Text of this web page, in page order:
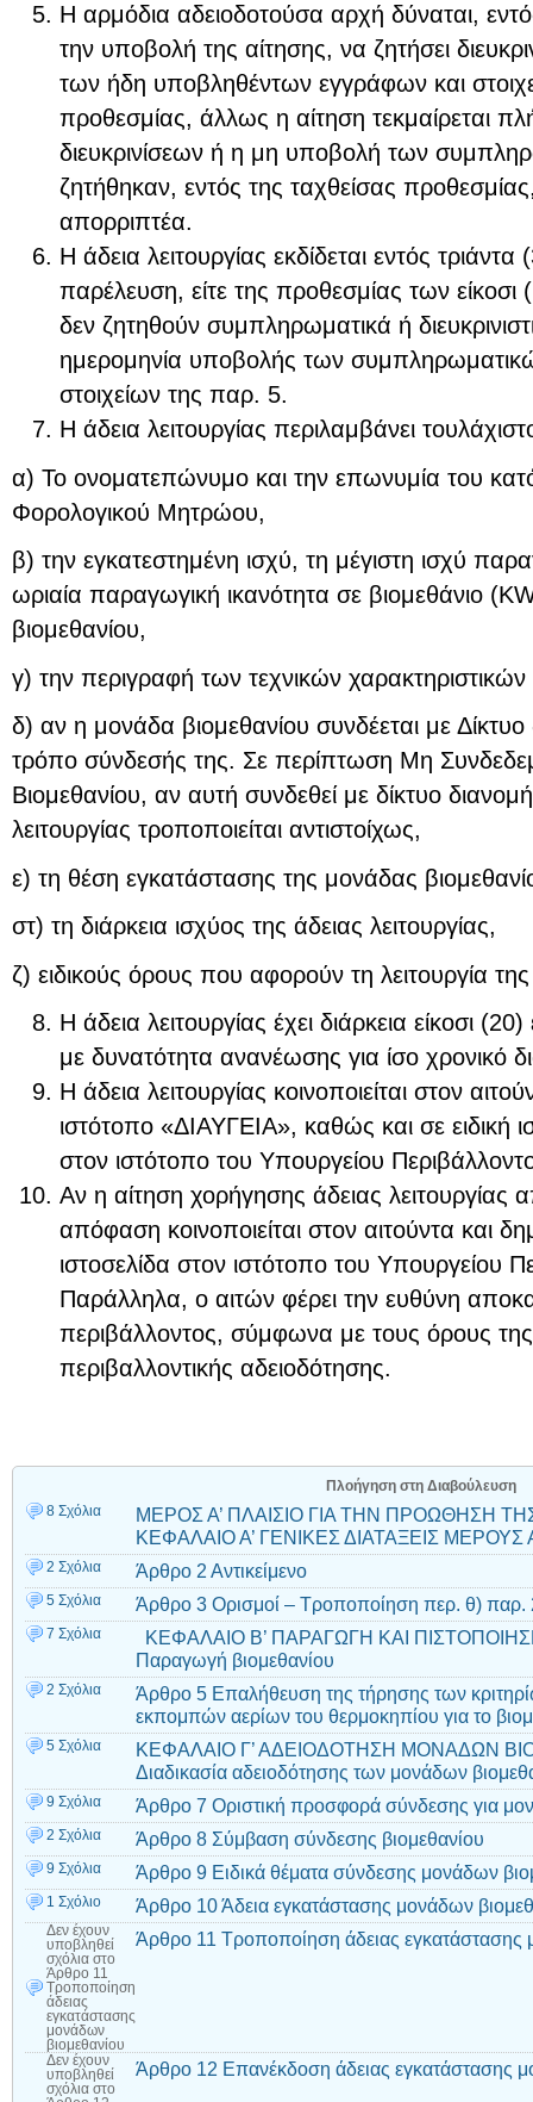
Η αρμόδια αδειοδοτούσα αρχή δύναται,
την υποβολή της αίτησης, να ζητήσει
των ήδη υποβληθέντων εγγράφων και
προθεσμίας, άλλως η αίτηση τεκμαίρεται
διευκρινίσεων ή η μη υποβολή των
ζητήθηκαν, εντός της ταχθείσας
απορριπτέα.
Η άδεια λειτουργίας εκδίδεται εντός
παρέλευση, είτε της προθεσμίας των
δεν ζητηθούν συμπληρωματικά ή
ημερομηνία υποβολής των
στοιχείων της παρ. 5.
Η άδεια λειτουργίας περιλαμβάνει
α) Το ονοματεπώνυμο και την επωνυμία του
Φορολογικού Μητρώου,
β) την εγκατεστημένη ισχύ, τη μέγιστη ισχύ
ωριαία παραγωγική ικανότητα σε βιομεθάνιο
βιομεθανίου,
γ) την περιγραφή των τεχνικών
δ) αν η μονάδα βιομεθανίου συνδέεται με
τρόπο σύνδεσής της. Σε περίπτωση Μη
Βιομεθανίου, αν αυτή συνδεθεί με δίκτυο
λειτουργίας τροποποιείται αντιστοίχως,
ε) τη θέση εγκατάστασης της μονάδας
στ) τη διάρκεια ισχύος της άδειας λειτουργίας,
ζ) ειδικούς όρους που αφορούν τη λειτουργία
Η άδεια λειτουργίας έχει διάρκεια είκοσι
με δυνατότητα ανανέωσης για ίσο χρονικό
Η άδεια λειτουργίας κοινοποιείται στον
ιστότοπο «ΔΙΑΥΓΕΙΑ», καθώς και σε ειδική
στον ιστότοπο του Υπουργείου
Αν η αίτηση χορήγησης άδειας λειτουργίας
απόφαση κοινοποιείται στον αιτούντα και
ιστοσελίδα στον ιστότοπο του Υπουργείου
Παράλληλα, ο αιτών φέρει την ευθύνη
περιβάλλοντος, σύμφωνα με τους όρους
περιβαλλοντικής αδειοδότησης.
Πλοήγηση στη Διαβούλευση
8 Σχόλια
ΜΕΡΟΣ Α’ ΠΛΑΙΣΙΟ ΓΙΑ ΤΗΝ ΠΡΟΩΘΗΣΗ
ΚΕΦΑΛΑΙΟ Α’ ΓΕΝΙΚΕΣ ΔΙΑΤΑΞΕΙΣ ΜΕΡΟΥΣ
2 Σχόλια Άρθρο 2 Αντικείμενο
5 Σχόλια Άρθρο 3 Ορισμοί – Τροποποίηση περ. θ) παρ.
7 Σχόλια
ΚΕΦΑΛΑΙΟ Β’ ΠΑΡΑΓΩΓΗ ΚΑΙ
Παραγωγή βιομεθανίου
2 Σχόλια
Άρθρο 5 Επαλήθευση της τήρησης των
εκπομπών αερίων του θερμοκηπίου για το
5 Σχόλια
ΚΕΦΑΛΑΙΟ Γ’ ΑΔΕΙΟΔΟΤΗΣΗ ΜΟΝΑΔΩΝ
Διαδικασία αδειοδότησης των μονάδων
9 Σχόλια Άρθρο 7 Οριστική προσφορά σύνδεσης για
2 Σχόλια Άρθρο 8 Σύμβαση σύνδεσης βιομεθανίου
9 Σχόλια Άρθρο 9 Ειδικά θέματα σύνδεσης μονάδων
1 Σχόλιο Άρθρο 10 Άδεια εγκατάστασης μονάδων
Δεν έχουν
υποβληθεί
σχόλια στο
Άρθρο 11
Τροποποίηση
άδειας
εγκατάστασης
μονάδων
βιομεθανίου
Άρθρο 11 Τροποποίηση άδειας εγκατάστασης
Δεν έχουν
υποβληθεί
σχόλια στο
Άρθρο 12 Επανέκδοση άδειας εγκατάστασης